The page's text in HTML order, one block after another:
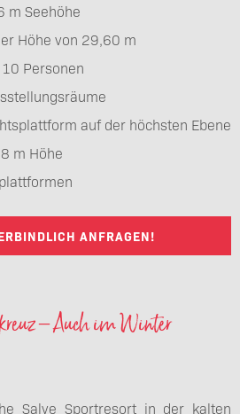
m Seehöhe
Höhe von 29,60 m
Personen
auf der höchsten Ebene
m Höhe
ANFRAGEN!
– Auch im Winter
Salve Sportresort in der kalten